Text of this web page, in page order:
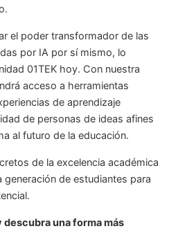
el poder transformador de las
por IA por sí mismo, lo
01TEK hoy. Con nuestra
acceso a herramientas
de aprendizaje
de personas de ideas afines
al futuro de la educación.
de la excelencia académica
de estudiantes para
descubra una forma más